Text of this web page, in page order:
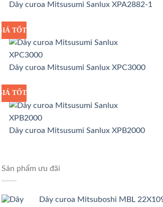
Dây curoa Mitsusumi Sanlux XPA2882-1
GIÁ SỈ
GIÁ TỐT
Dây curoa Mitsusumi Sanlux XPC3000
GIÁ SỈ
GIÁ TỐT
Dây curoa Mitsusumi Sanlux XPB2000
Sản phẩm ưu đãi
Dây curoa Mitsuboshi MBL